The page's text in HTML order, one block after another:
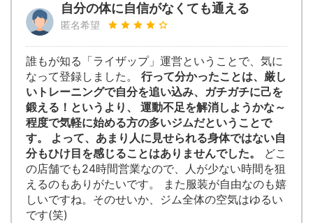
自分の体に自信がなくても通える
匿名希望
誰もが知る「ライザップ」運営ということで、気に
なって登録しました。 行って分かったことは、厳し
いトレーニングで自分を追い込み、ガチガチに己を
鍛える！というより、 運動不足を解消しようかな～
程度で気軽に始める方の多いジムだということで
す。 よって、あまり人に見せられる身体ではない自
分もひけ目を感じることはありませんでした。
どこ
の店舗でも24時間営業なので、人が少ない時間を狙
えるのもありがたいです。 また服装が自由なのも嬉
しいですね。そのせいか、ジム全体の空気はゆるい
です(笑)